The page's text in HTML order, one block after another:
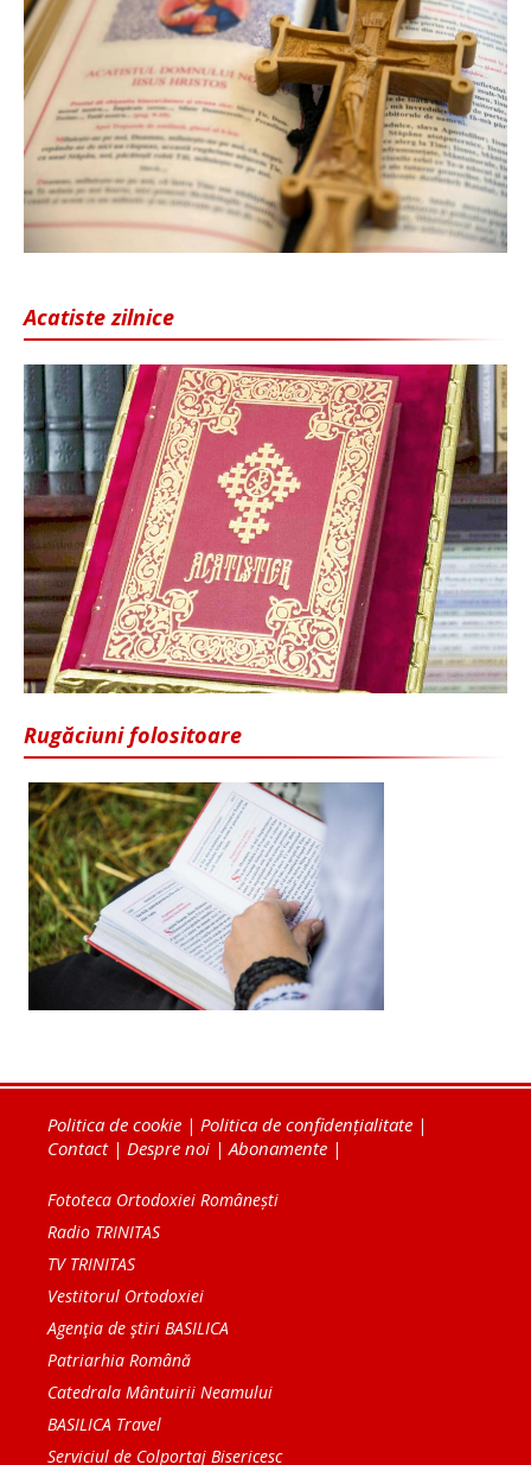
Acatiste zilnice
Rugăciuni folositoare
Politica de cookie | Politica de confidențialitate |
Contact| Despre noi | Abonamente |
Fototeca Ortodoxiei Românești
Radio TRINITAS
TV TRINITAS
Vestitorul Ortodoxiei
Agenţia de ştiri BASILICA
Patriarhia Română
Catedrala Mântuirii Neamului
BASILICA Travel
Serviciul de Colportaj Bisericesc